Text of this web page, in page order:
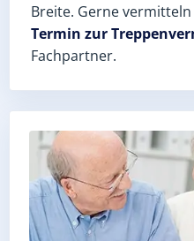
Breite. Gerne
Termin zur
Fachpartner.
Exaktes Aufmaß in